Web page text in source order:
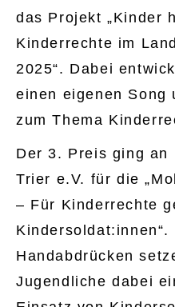
das Projekt „Kinder
Kinderrechte im
2025“. Dabei
einen eigenen Song
zum Thema
Der 3. Preis ging an
Trier e.V. für die
– Für Kinderrechte
Kindersoldat:innen“.
Handabdrücken
Jugendliche dabei